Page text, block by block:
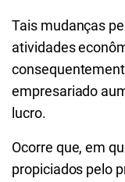
Tais mudanças
atividades
empresariado
lucro.
Ocorre que, em
propiciados pelo